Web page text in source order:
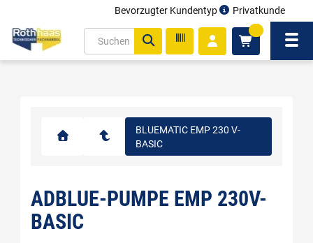
Bevorzugter Kundentyp Privatkunde
BLUEMATIC EMP 230 V-
BASIC
ADBLUE-PUMPE EMP 230V-
BASIC